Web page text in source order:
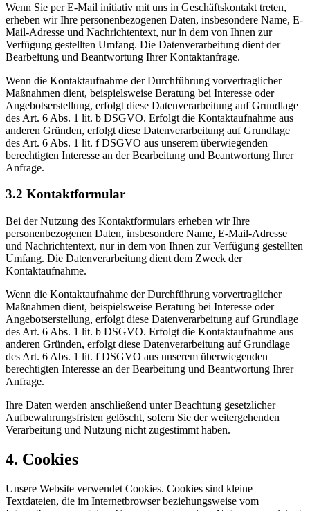
Wenn Sie per E-Mail initiativ mit uns in Geschäftskontakt treten,
erheben wir Ihre personenbezogenen Daten, insbesondere Name, E-
Mail-Adresse und Nachrichtentext, nur in dem von Ihnen zur
Verfügung gestellten Umfang. Die Datenverarbeitung dient der
Bearbeitung und Beantwortung Ihrer Kontaktanfrage.
Wenn die Kontaktaufnahme der Durchführung vorvertraglicher
Maßnahmen dient, beispielsweise Beratung bei Interesse oder
Angebotserstellung, erfolgt diese Datenverarbeitung auf Grundlage
des Art. 6 Abs. 1 lit. b DSGVO. Erfolgt die Kontaktaufnahme aus
anderen Gründen, erfolgt diese Datenverarbeitung auf Grundlage
des Art. 6 Abs. 1 lit. f DSGVO aus unserem überwiegenden
berechtigten Interesse an der Bearbeitung und Beantwortung Ihrer
Anfrage.
3.2 Kontaktformular
Bei der Nutzung des Kontaktformulars erheben wir Ihre
personenbezogenen Daten, insbesondere Name, E-Mail-Adresse
und Nachrichtentext, nur in dem von Ihnen zur Verfügung gestellten
Umfang. Die Datenverarbeitung dient dem Zweck der
Kontaktaufnahme.
Wenn die Kontaktaufnahme der Durchführung vorvertraglicher
Maßnahmen dient, beispielsweise Beratung bei Interesse oder
Angebotserstellung, erfolgt diese Datenverarbeitung auf Grundlage
des Art. 6 Abs. 1 lit. b DSGVO. Erfolgt die Kontaktaufnahme aus
anderen Gründen, erfolgt diese Datenverarbeitung auf Grundlage
des Art. 6 Abs. 1 lit. f DSGVO aus unserem überwiegenden
berechtigten Interesse an der Bearbeitung und Beantwortung Ihrer
Anfrage.
Ihre Daten werden anschließend unter Beachtung gesetzlicher
Aufbewahrungsfristen gelöscht, sofern Sie der weitergehenden
Verarbeitung und Nutzung nicht zugestimmt haben.
4. Cookies
Unsere Website verwendet Cookies. Cookies sind kleine
Textdateien, die im Internetbrowser beziehungsweise vom